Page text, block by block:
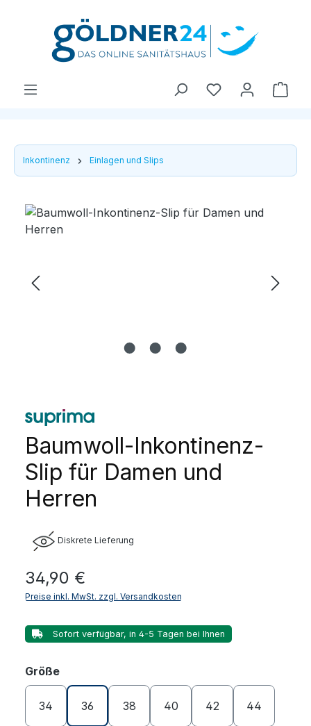
Zum Hauptinhalt springen
Inkontinenz Einlagen und Slips
Bildergalerie überspringen
Baumwoll-Inkontinenz-
Slip für Damen und
Herren
Diskrete Lieferung
Regulärer Preis:
34,90 €
Preise inkl. MwSt. zzgl. Versandkosten
Sofort verfügbar, in 4-5 Tagen bei Ihnen
Größeauswählen
34 36 38 40 42 44